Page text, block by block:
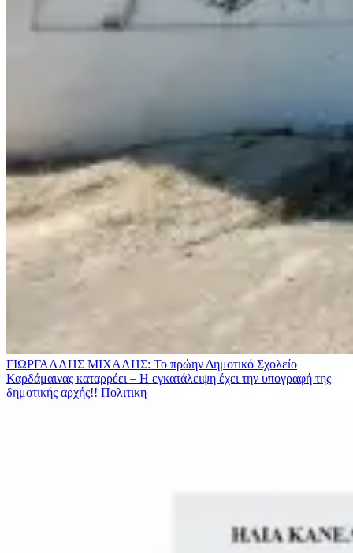
ΓΙΩΡΓΑΛΛΗΣ ΜΙΧΑΛΗΣ: Το πρώην Δημοτικό Σχολείο
Καρδάμαινας καταρρέει – Η εγκατάλειψη έχει την υπογραφή της
δημοτικής αρχής!! Πολιτικη